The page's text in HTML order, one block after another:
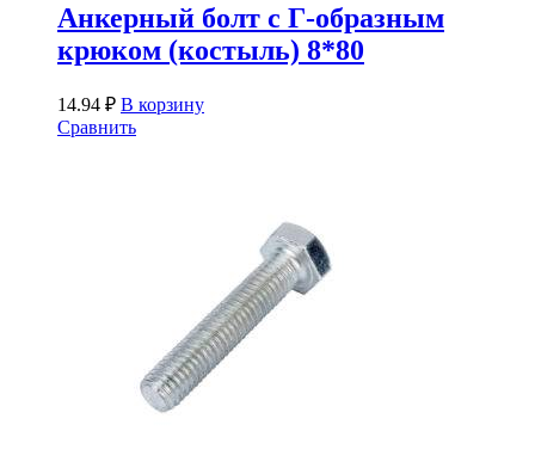
Анкерный болт с Г-образным
крюком (костыль) 8*80
14.94 ₽ В корзину
Сравнить